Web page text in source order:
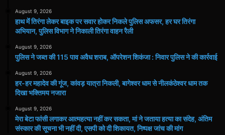
August 9, 2026
हाथ मेंं तिरंगा लेकर बाइक पर सवार होकर निकले पुलिस अफसर, हर घर तिरंगा
अभियान, पुलिस विभाग ने निकाली तिरंगा वाहन रैली
August 9, 2026
पुलिस ने जब्त की 115 पाव अवैध शराब, ऑपरेशन शिकंजा : निवार पुलिस ने की कार्रवाई
August 9, 2026
हर-हर महादेव की गूंज, कांवड़ यात्रा निकली, बागेश्वर धाम से नीलकंठेश्वर धाम तक
दिखा भक्तिमय नजारा
August 9, 2026
मेरा बेटा फांसी लगाकर आत्महत्या नहीं कर सकता, मां ने जताया हत्या का संदेह, अंतिम
संस्कार की सूचना भी नहीं दी, एसपी को दी शिकायत, निष्पक्ष जांच की मांग